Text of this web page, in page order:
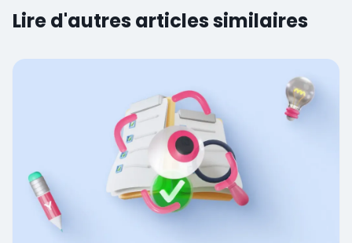
Lire d'autres articles similaires